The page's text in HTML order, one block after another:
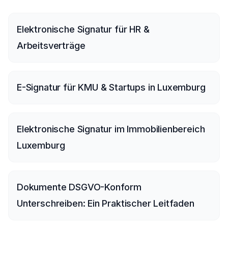
Elektronische Signatur für HR &
Arbeitsverträge
E-Signatur für KMU & Startups in Luxemburg
Elektronische Signatur im Immobilienbereich
Luxemburg
Dokumente DSGVO-Konform
Unterschreiben: Ein Praktischer Leitfaden